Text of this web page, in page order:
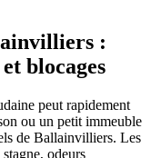
:
blocages
peut rapidement
ou un petit immeuble
de Ballainvilliers. Les
odeurs